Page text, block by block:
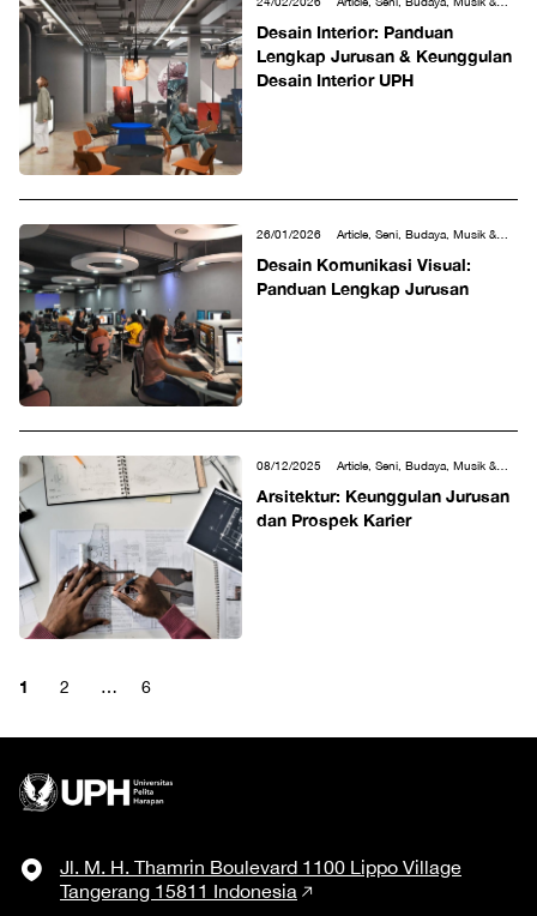
Desain Interior: Panduan
Lengkap Jurusan & Keunggulan
Desain Interior UPH
26/01/2026
Desain Komunikasi Visual:
Panduan Lengkap Jurusan
08/12/2025
Arsitektur: Keunggulan Jurusan
dan Prospek Karier
1 2 … 6
Jl. M. H. Thamrin Boulevard 1100 Lippo Village
Tangerang 15811 Indonesia